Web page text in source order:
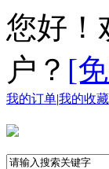
您好！
户？ [
我的订单|我的收藏